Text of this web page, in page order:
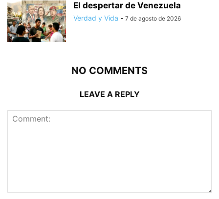
El despertar de Venezuela
Verdad y Vida - 7 de agosto de 2026
NO COMMENTS
LEAVE A REPLY